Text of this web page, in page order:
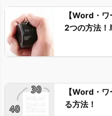
【Word・
2つの方法！
【Word・
る方法！